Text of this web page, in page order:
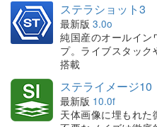
ステラショット3
最新版 3.0o
純国産のオールイン
プ。ライブスタック
搭載
ステライメージ10
最新版 10.0f
天体画像に埋もれた